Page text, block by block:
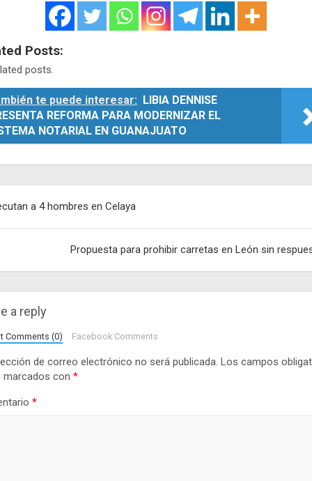
Posts:
posts.
te puede interesar: LIBIA DENNISE
REFORMA PARA MODERNIZAR EL
NOTARIAL EN GUANAJUATO
a 4 hombres en Celaya
Propuesta para prohibir carretas en León sin
a reply
Comments (0) Facebook Comments
de correo electrónico no será publicada. Los campos
marcados con *
*